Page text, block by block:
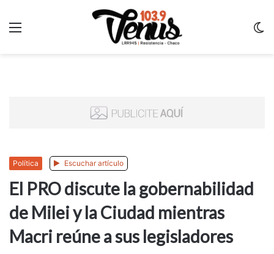
Política Escuchar artículo
El PRO discute la gobernabilidad
de Milei y la Ciudad mientras
Macri reúne a sus legisladores